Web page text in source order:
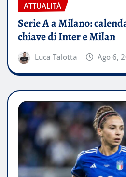
ATTUALITÀ
Serie A a Milano:
chiave di Inter e Milan
Luca Talotta Ago 6,